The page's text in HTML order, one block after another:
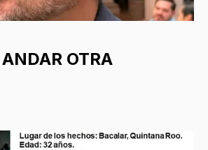
OTRA